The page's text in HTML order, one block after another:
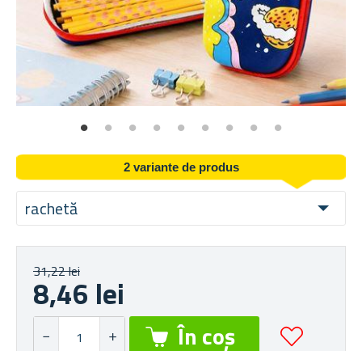
2 variante de produs
rachetă
31,22 lei
8,46 lei